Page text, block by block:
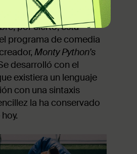
un poco antes, en
por cierto, está
programa de comedia
Monty Python’s
desarrolló con el
existiera un lenguaje
con una sintaxis
la ha conservado